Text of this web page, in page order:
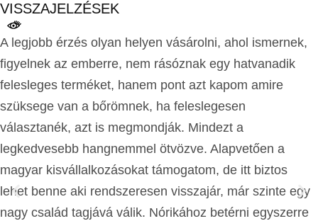
VISSZAJELZÉSEK
A legjobb érzés olyan helyen vásárolni, ahol ismernek,
figyelnek az emberre, nem rásóznak egy hatvanadik
felesleges terméket, hanem pont azt kapom amire
szüksege van a bőrömnek, ha feleslegesen
választanék, azt is megmondják. Mindezt a
legkedvesebb hangnemmel ötvözve. Alapvetően a
magyar kisvállalkozásokat támogatom, de itt biztos
lehet benne aki rendszeresen visszajár, már szinte egy
nagy család tagjává válik. Nórikához betérni egyszerre